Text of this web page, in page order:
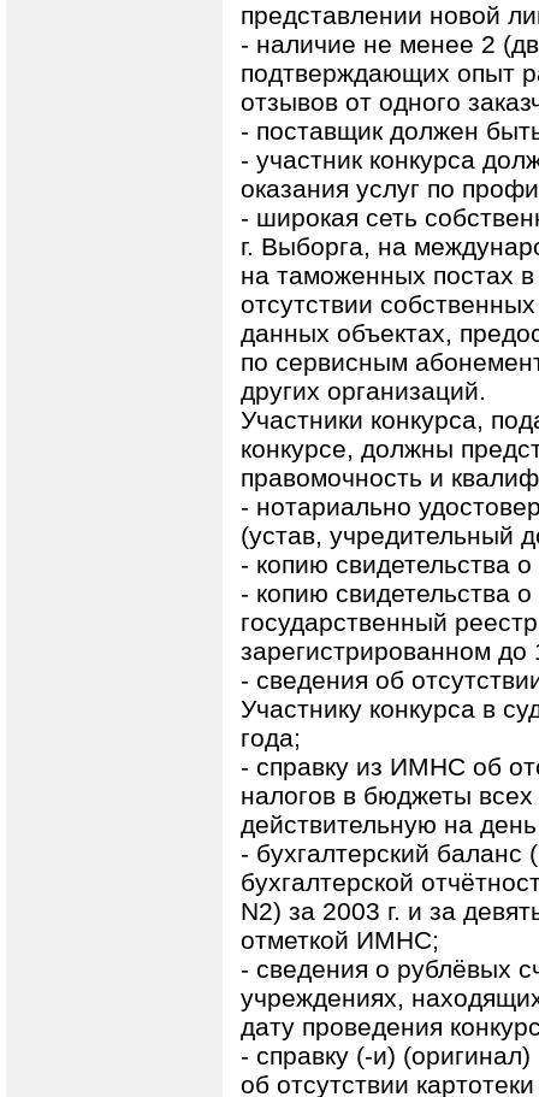
представлении новой
- наличие не менее 2
подтверждающих опыт
отзывов от одного
- поставщик должен
- участник конкурса
оказания услуг по
- широкая сеть
г. Выборга, на
на таможенных постах
отсутствии
данных объектах,
по сервисным
других организаций.
Участники конкурса,
конкурсе, должны
правомочность и
- нотариально
(устав, учредительный
- копию свидетельства
- копию свидетельства
государственный
зарегистрированном
- сведения об
Участнику конкурса в
года;
- справку из ИМНС об
налогов в бюджеты
действительную на
- бухгалтерский
бухгалтерской
N2) за 2003 г. и за
отметкой ИМНС;
- сведения о рублёвых
учреждениях,
дату проведения
- справку (-и)
об отсутствии